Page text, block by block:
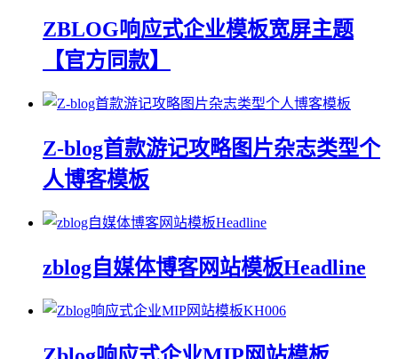
ZBLOG响应式企业模板宽屏主题
【官方同款】
Z-blog首款游记攻略图片杂志类型个
人博客模板
zblog自媒体博客网站模板Headline